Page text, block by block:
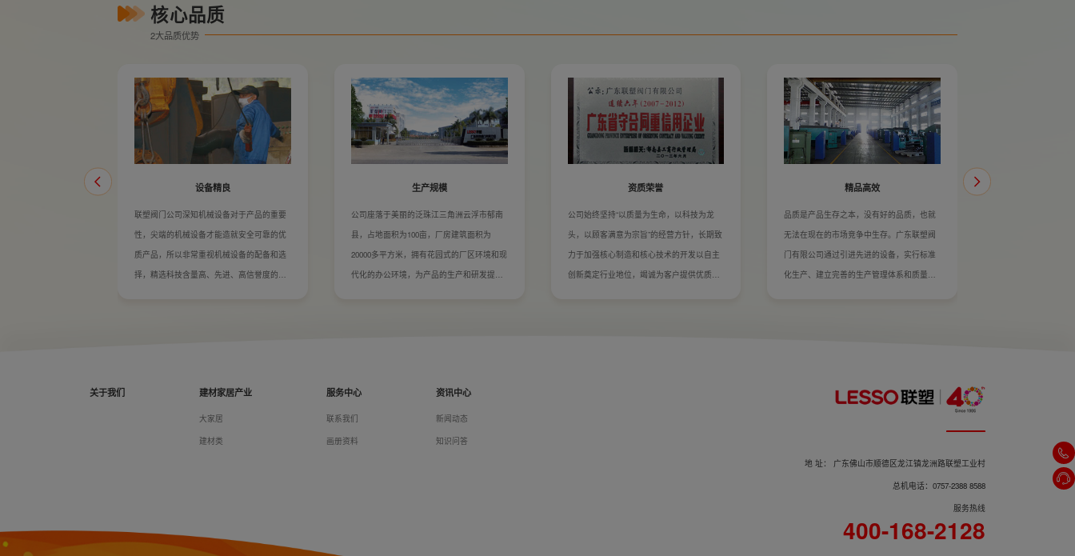
核心品质
2大品质优势
设备精良
联塑阀门公司深知机械设备对于产品的重要
性，尖端的机械设备才能造就安全可靠的优
质产品，所以非常重视机械设备的配备和选
择，精选科技含量高、先进、高信誉度的机
生产规模
公司座落于美丽的泛珠江三角洲云浮市郁南
县，占地面积为100亩，厂房建筑面积为
20000多平方米，拥有花园式的厂区环境和现
代化的办公环境，为产品的生产和研发提供
资质荣誉
公司始终坚持“以质量为生命，以科技为龙
头，以顾客满意为宗旨”的经营方针，长期致
力于加强核心制造和核心技术的开发以自主
创新奠定行业地位，竭诚为客户提供优质安
精品高效
品质是产品生存之本，没有好的品质，也就
无法在现在的市场竞争中生存。广东联塑阀
门有限公司通过引进先进的设备，实行标准
化生产、建立完善的生产管理体系和质量管
关于我们 建材家居产业
大家居
建材类
服务中心
联系我们
画册资料
资讯中心
新闻动态
知识问答
地 址： 广东佛山市顺德区龙江镇龙洲路联塑工业村
总机电话：0757-2388 8588
服务热线
400-168-2128